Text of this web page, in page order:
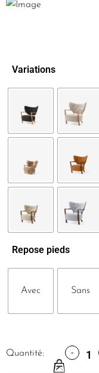
Variations
Repose pieds
Avec Sans
Quantité: -